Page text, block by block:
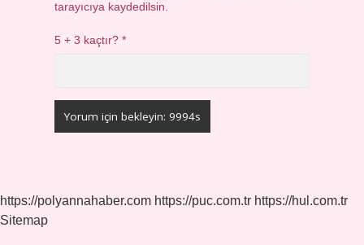
tarayıcıya kaydedilsin.
5 + 3 kaçtır?*
https://polyannahaber.com https://puc.com.tr https://hul.com.tr
Sitemap